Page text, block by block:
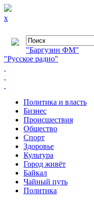
x
"Баргузин ФМ"
"Русское радио"
Политика и власть
Бизнес
Происшествия
Общество
Cпорт
Здоровье
Культура
Город живёт
Байкал
Чайный путь
Политика